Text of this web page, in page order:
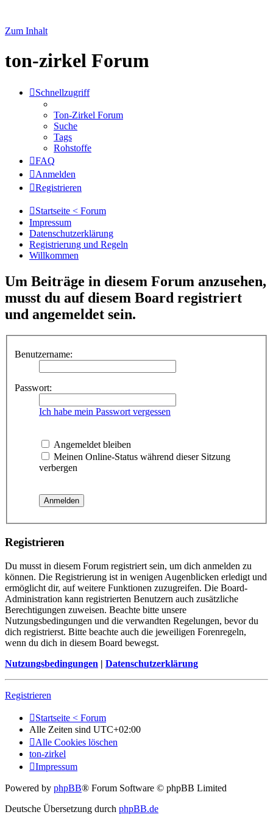
Zum Inhalt
ton-zirkel Forum
Schnellzugriff
Ton-Zirkel Forum
Suche
Tags
Rohstoffe
FAQ
Anmelden
Registrieren
Startseite < Forum
Impressum
Datenschutzerklärung
Registrierung und Regeln
Willkommen
Um Beiträge in diesem Forum anzusehen,
musst du auf diesem Board registriert
und angemeldet sein.
Benutzername:
Passwort:
Ich habe mein Passwort vergessen
Angemeldet bleiben
Meinen Online-Status während dieser Sitzung
verbergen
Registrieren
Du musst in diesem Forum registriert sein, um dich anmelden zu
können. Die Registrierung ist in wenigen Augenblicken erledigt und
ermöglicht dir, auf weitere Funktionen zuzugreifen. Die Board-
Administration kann registrierten Benutzern auch zusätzliche
Berechtigungen zuweisen. Beachte bitte unsere
Nutzungsbedingungen und die verwandten Regelungen, bevor du
dich registrierst. Bitte beachte auch die jeweiligen Forenregeln,
wenn du dich in diesem Board bewegst.
Nutzungsbedingungen | Datenschutzerklärung
Registrieren
Startseite < Forum
Alle Zeiten sind UTC+02:00
Alle Cookies löschen
ton-zirkel
Impressum
Powered by phpBB® Forum Software © phpBB Limited
Deutsche Übersetzung durch phpBB.de